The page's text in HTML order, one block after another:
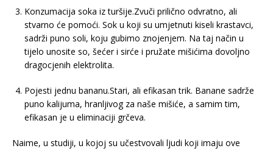
Konzumacija soka iz turšije.Zvuči prilično odvratno, ali
stvarno će pomoći. Sok u koji su umjetnuti kiseli krastavci,
sadrži puno soli, koju gubimo znojenjem. Na taj način u
tijelo unosite so, šećer i sirće i pružate mišićima dovoljno
dragocjenih elektrolita.
Pojesti jednu bananu.Stari, ali efikasan trik. Banane sadrže
puno kalijuma, hranljivog za naše mišiće, a samim tim,
efikasan je u eliminaciji grčeva.
Naime, u studiji, u kojoj su učestvovali ljudi koji imaju ove